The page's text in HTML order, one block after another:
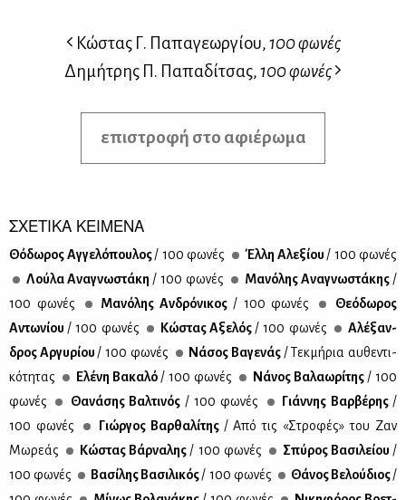
Κώστας Γ. Παπαγεωργίου,100 φωνές
Δημήτρης Π. Παπαδίτσας,100 φωνές
επιστροφή στο αφιέρωμα
ΣΧΕΤΙΚΑ ΚΕΙΜΕΝΑ
Θό­δω­ρος Αγ­γε­λό­που­λος/ 100 φω­νές Έλ­λη Αλε­ξί­ου / 100 φω­νές
Λού­λα Ανα­γνω­στά­κη / 100 φω­νές Μα­νό­λης Ανα­γνω­στά­κης /
100 φω­νές
Μα­νό­λης Αν­δρό­νι­κος / 100 φω­νές
Θε­ό­δω­ρος
Αντω­νί­ου / 100 φω­νές Κώ­στας Αξε­λός / 100 φω­νές
Αλέ­ξαν­
δρος Αρ­γυ­ρί­ου / 100 φω­νές Νά­σος Βα­γε­νάς / Τεκ­μή­ρια αυ­θε­ντι­
κό­τη­τας
Ελέ­νη Βα­κα­λό / 100 φω­νές Νά­νος Βα­λα­ω­ρί­της / 100
φω­νές
Θα­νά­σης Βαλ­τι­νός / 100 φω­νές Γιάν­νης Βαρ­βέ­ρης /
100 φω­νές
Γιώρ­γος Βαρ­θα­λί­της / Από τις «Στρο­φές» του Ζαν
Μω­ρε­άς
Κώ­στας Βάρ­να­λης / 100 φω­νές Σπύ­ρος Βα­σι­λεί­ου /
100 φω­νές
Βα­σί­λης Βα­σι­λι­κός/ 100 φω­νές Θά­νος Βε­λού­διος/